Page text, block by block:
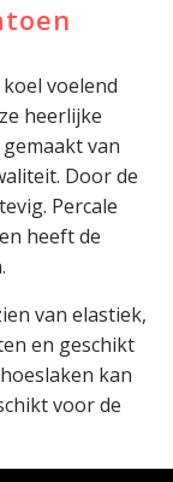
voelend
heerlijke
van
Door de
Percale
heeft de
van elastiek,
en geschikt
kan
voor de